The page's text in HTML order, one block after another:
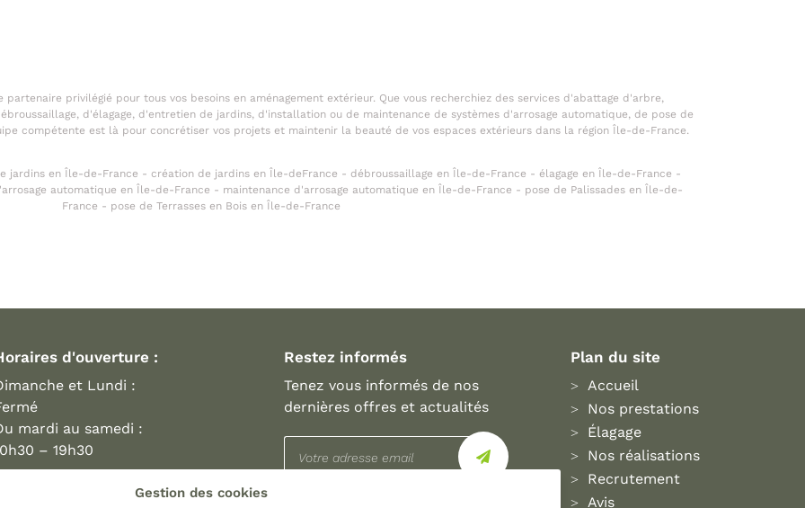
privilégié pour tous vos besoins en aménagement extérieur. Que vous recherchiez des services d'abattage d'arbre,
d'élagage, d'entretien de jardins, d'installation ou de maintenance de systèmes d'arrosage automatique, de pose de
compétente est là pour concrétiser vos projets et maintenir la beauté de vos espaces extérieurs dans la région Île-de-France.
jardins en Île-de-France - création de jardins en Île-deFrance - débroussaillage en Île-de-France - élagage en Île-de-France -
automatique en Île-de-France - maintenance d'arrosage automatique en Île-de-France - pose de Palissades en Île-de-
France - pose de Terrasses en Bois en Île-de-France
d'ouverture :
et Lundi :
mardi au samedi :
– 19h30
Restez informés
Tenez vous informés de nos
dernières offres et actualités
Plan du site
Accueil
Nos prestations
Élagage
Nos réalisations
Recrutement
Avis
Gestion des cookies